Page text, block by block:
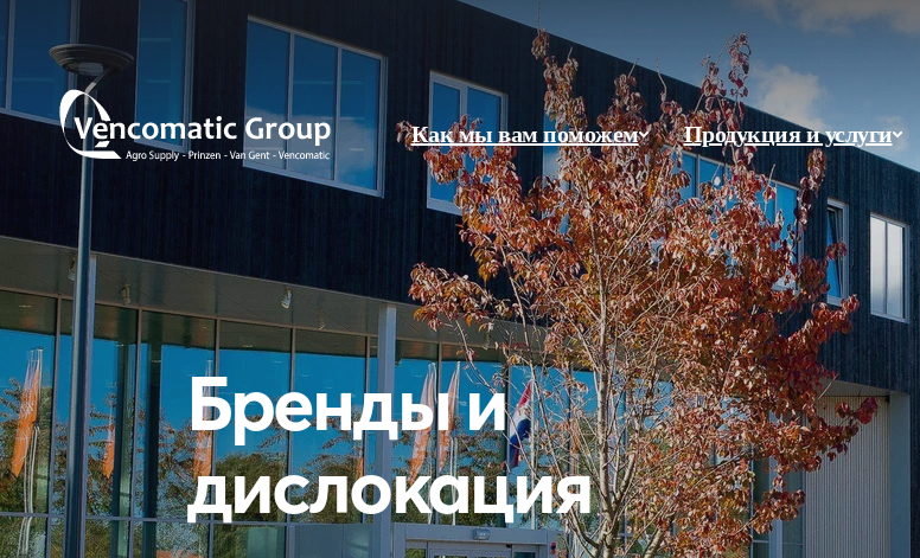
Как мы вам поможем Продукция и услуги
Бренды и
дислокация